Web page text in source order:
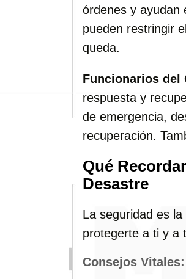
órdenes y ayudan
pueden restringir
queda.
Funcionarios del
respuesta y
de emergencia,
recuperación.
Qué
Desastre
La seguridad es
protegerte a ti y a
Consejos Vitales: